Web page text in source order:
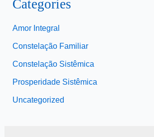
Categories
Amor Integral
Constelação Familiar
Constelação Sistêmica
Prosperidade Sistêmica
Uncategorized